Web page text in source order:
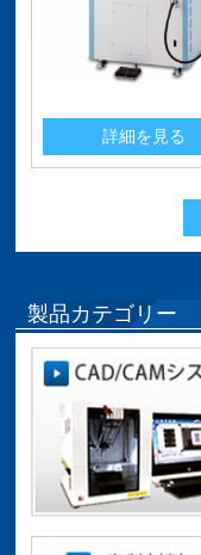
詳細を見る
製品カテゴリー